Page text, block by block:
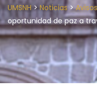
UMSNH>Noticias>Avisos
oportunidad de paz a